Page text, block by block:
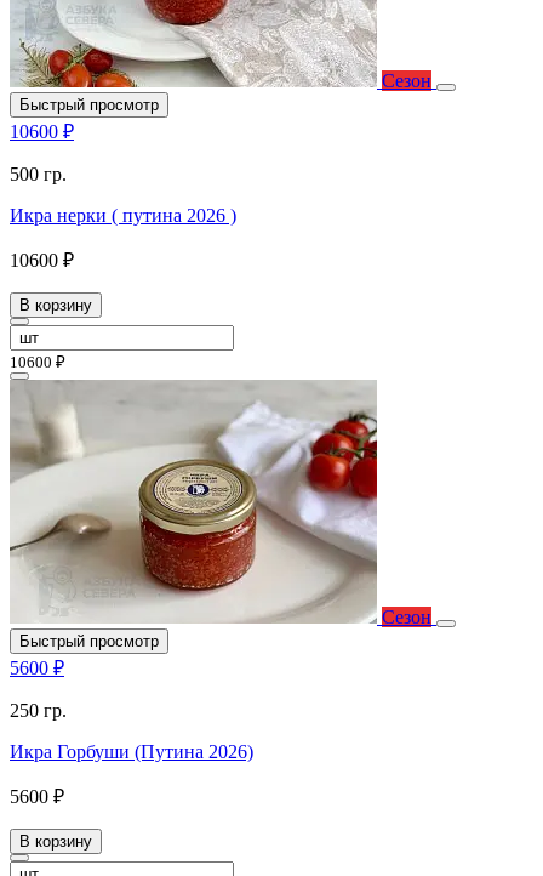
Сезон
Быстрый просмотр
10600 ₽
500 гр.
Икра нерки ( путина 2026 )
10600 ₽
В корзину
10600 ₽
Сезон
Быстрый просмотр
5600 ₽
250 гр.
Икра Горбуши (Путина 2026)
5600 ₽
В корзину